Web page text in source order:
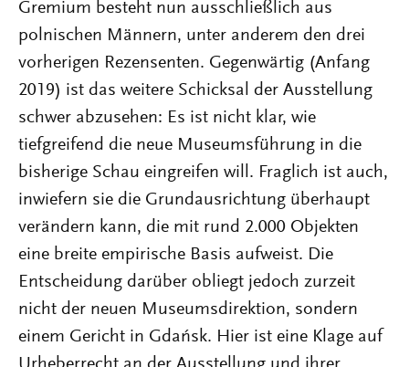
Gremium besteht nun ausschließlich aus
polnischen Männern, unter anderem den drei
vorherigen Rezensenten. Gegenwärtig (Anfang
2019) ist das weitere Schicksal der Ausstellung
schwer abzusehen: Es ist nicht klar, wie
tiefgreifend die neue Museumsführung in die
bisherige Schau eingreifen will. Fraglich ist auch,
inwiefern sie die Grundausrichtung überhaupt
verändern kann, die mit rund 2.000 Objekten
eine breite empirische Basis aufweist. Die
Entscheidung darüber obliegt jedoch zurzeit
nicht der neuen Museumsdirektion, sondern
einem Gericht in Gdańsk. Hier ist eine Klage auf